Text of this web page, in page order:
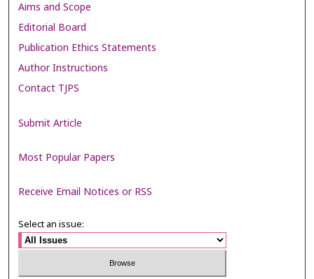
Aims and Scope
Editorial Board
Publication Ethics Statements
Author Instructions
Contact TJPS
Submit Article
Most Popular Papers
Receive Email Notices or RSS
Select an issue: